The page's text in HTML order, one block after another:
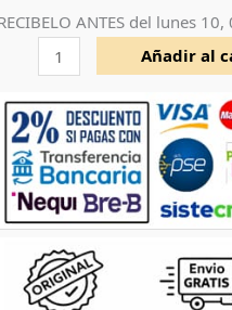
ANTES del lunes 10,
cantidad
Añadir al